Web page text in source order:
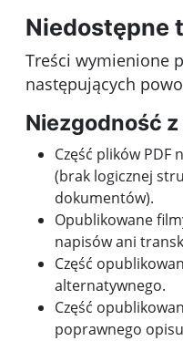
Niedostępne
Treści wymienione
następujących
Niezgodność
Część plików
(brak logicznej
dokumentów).
Opublikowane
napisów ani
Część
alternatywnego.
Część
poprawnego